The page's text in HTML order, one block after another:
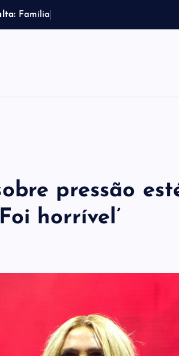
Famí ia
pressão
horrível’